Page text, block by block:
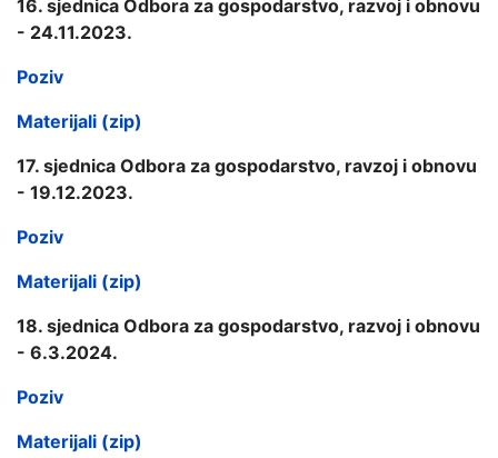
16. sjednica Odbora za gospodarstvo, razvoj i obnovu
- 24.11.2023.
Poziv
Materijali (zip)
17. sjednica Odbora za gospodarstvo, ravzoj i obnovu
- 19.12.2023.
Poziv
Materijali (zip)
18. sjednica Odbora za gospodarstvo, razvoj i obnovu
- 6.3.2024.
Poziv
Materijali (zip)